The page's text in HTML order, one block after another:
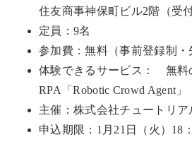
住友商事神保町ビル2階（受
定員：9名
参加費：無料（事前登録制・
体験できるサービス： 無料
RPA「Robotic Crowd Agent」
主催：株式会社チュートリア
申込期限：1月21日（火）18